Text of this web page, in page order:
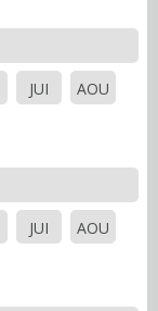
JUI
AOU
JUI
AOU